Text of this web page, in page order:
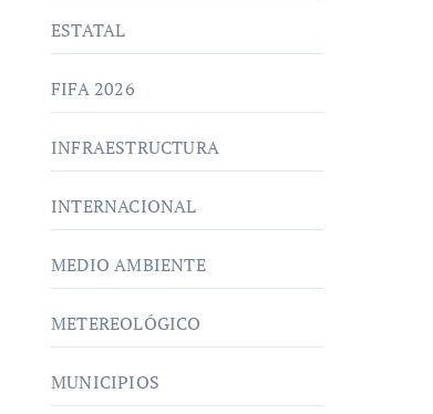
ESTATAL
FIFA 2026
INFRAESTRUCTURA
INTERNACIONAL
MEDIO AMBIENTE
METEREOLÓGICO
MUNICIPIOS